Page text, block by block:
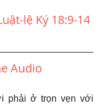
lệ Ký 18:9-14
Audio
phải ở trọn vẹn với